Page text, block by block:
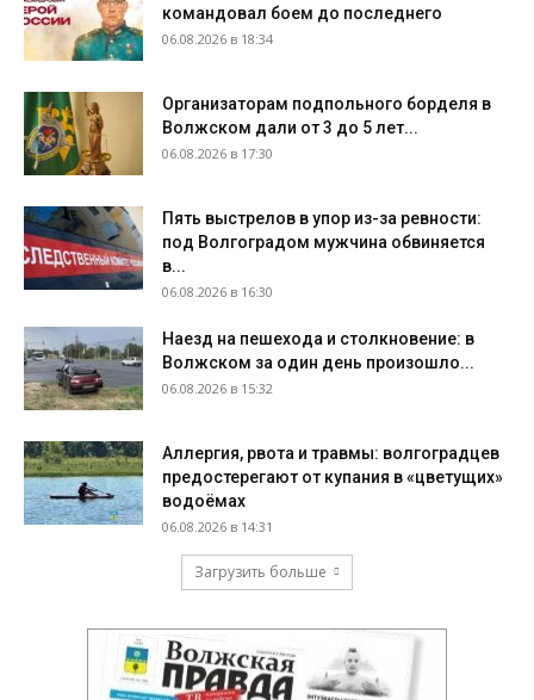
командовал боем до последнего
06.08.2026 в 18:34
Организаторам подпольного борделя в
Волжском дали от 3 до 5 лет...
06.08.2026 в 17:30
Пять выстрелов в упор из-за ревности:
под Волгоградом мужчина обвиняется
в...
06.08.2026 в 16:30
Наезд на пешехода и столкновение: в
Волжском за один день произошло...
06.08.2026 в 15:32
Аллергия, рвота и травмы: волгоградцев
предостерегают от купания в «цветущих»
водоёмах
06.08.2026 в 14:31
Загрузить больше